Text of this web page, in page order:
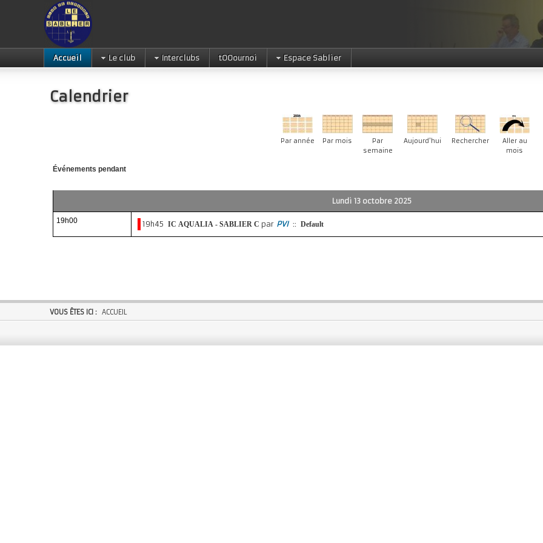
Accueil Le club Interclubs tOOournoi Espace Sablier
Calendrier
Par année Par mois
Par
semaine
Aujourd'hui Rechercher
Aller au
mois
Événements pendant
Lundi 13 octobre 2025
19h00 19h45 IC AQUALIA - SABLIER C par PVI :: Default
VOUS ÊTES ICI : ACCUEIL